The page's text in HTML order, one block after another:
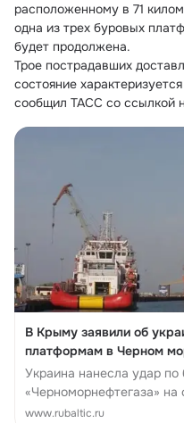
расположенному в 71
одна из трех буровых
будет продолжена.
Трое пострадавших
состояние
сообщил ТАСС со ссылкой
В Крыму заявили об
платформам в Черном
Украина нанесла удар
«Черноморнефтегаза» на
12 человек.
www.rubaltic.ru